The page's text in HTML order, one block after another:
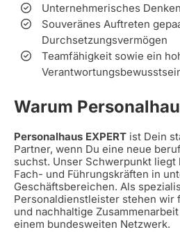
Unternehmerisches
Souveränes Auftreten
Durchsetzungsvermögen
Teamfähigkeit sowie ein
Warum
Personalhaus EXPERT ist Dein
Partner, wenn Du eine neue
suchst. Unser Schwerpunkt liegt
Fach- und Führungskräften in
Geschäftsbereichen. Als
Personaldienstleister stehen
und nachhaltige
einem bundesweiten Netzwerk.